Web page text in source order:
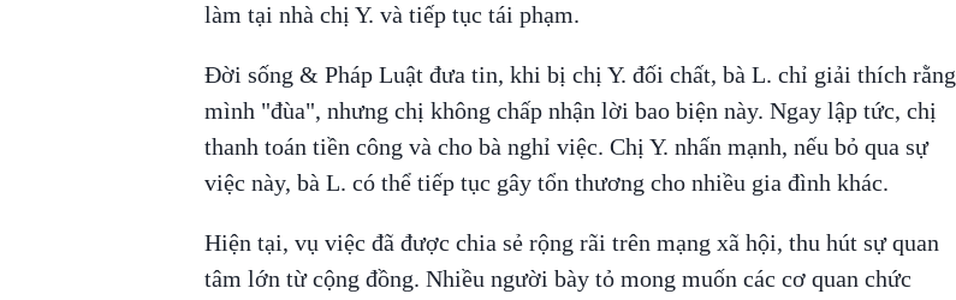
làm tại nhà chị Y. và tiếp tục tái phạm.
Đời sống & Pháp Luật đưa tin, khi bị chị Y. đối chất, bà L. chỉ giải thích rằng
mình "đùa", nhưng chị không chấp nhận lời bao biện này. Ngay lập tức, chị
thanh toán tiền công và cho bà nghỉ việc. Chị Y. nhấn mạnh, nếu bỏ qua sự
việc này, bà L. có thể tiếp tục gây tổn thương cho nhiều gia đình khác.
Hiện tại, vụ việc đã được chia sẻ rộng rãi trên mạng xã hội, thu hút sự quan
tâm lớn từ cộng đồng. Nhiều người bày tỏ mong muốn các cơ quan chức